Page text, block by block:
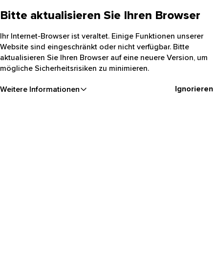
Bitte aktualisieren Sie Ihren Browser
Ihr Internet-Browser ist veraltet. Einige Funktionen unserer
Website sind eingeschränkt oder nicht verfügbar. Bitte
aktualisieren Sie Ihren Browser auf eine neuere Version, um
mögliche Sicherheitsrisiken zu minimieren.
Weitere Informationen Ignorieren